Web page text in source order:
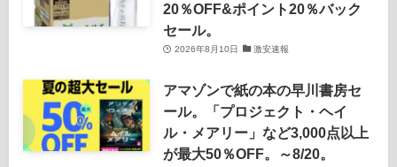
20％OFF&ポイント20％バック
セール。
2026年8月10日 激安速報
アマゾンで紙の本の早川書房セ
ール。「プロジェクト・ヘイ
ル・メアリー」など3,000点以上
が最大50％OFF。～8/20。